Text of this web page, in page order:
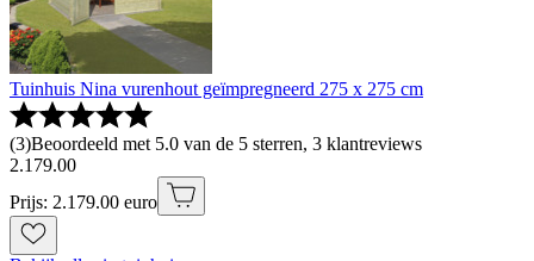
Tuinhuis Nina vurenhout geïmpregneerd 275 x 275 cm
(3)Beoordeeld met 5.0 van de 5 sterren, 3 klantreviews
2.179.00
Prijs: 2.179.00 euro